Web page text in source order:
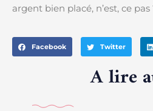
argent bien placé, n’est, ce pas
Facebook Twitter
A lire